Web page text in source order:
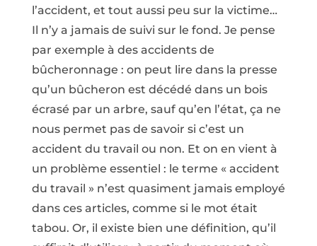
l’accident, et tout aussi peu sur la victime…
Il n’y a jamais de suivi sur le fond. Je pense
par exemple à des accidents de
bûcheronnage : on peut lire dans la presse
qu’un bûcheron est décédé dans un bois
écrasé par un arbre, sauf qu’en l’état, ça ne
nous permet pas de savoir si c’est un
accident du travail ou non. Et on en vient à
un problème essentiel : le terme « accident
du travail » n’est quasiment jamais employé
dans ces articles, comme si le mot était
tabou. Or, il existe bien une définition, qu’il